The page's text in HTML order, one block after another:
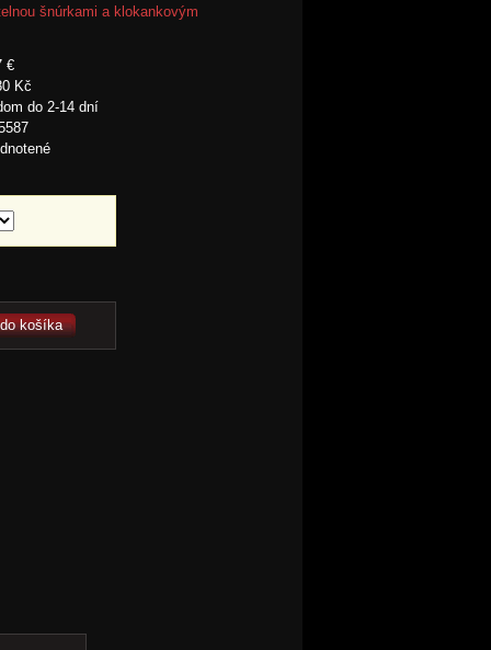
šnúrkami a klokankovým
€
Kč
do 2-14 dní
košíka